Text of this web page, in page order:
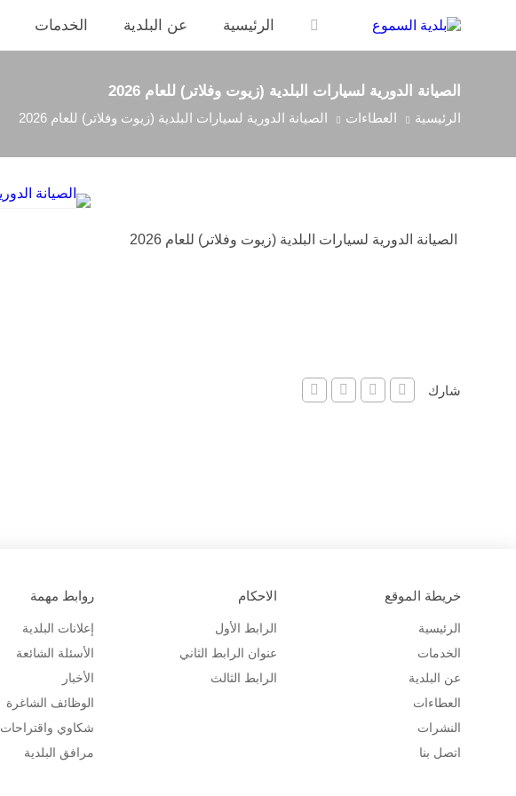
الرئيسية عن البلدية الخدمات
الصيانة الدورية لسيارات البلدية (زيوت وفلاتر) للعام 2026
الرئيسية العطاءات الصيانة الدورية لسيارات البلدية (زيوت وفلاتر) للعام 2026
الصيانة الدورية لسيارات البلدية (زيوت وفلاتر) للعام 2026
شارك
خريطة الموقع
الرئيسية
الخدمات
عن البلدية
العطاءات
النشرات
اتصل بنا
الاحكام
الرابط الأول
عنوان الرابط الثاني
الرابط الثالث
روابط مهمة
إعلانات البلدية
الأسئلة الشائعة
الأخبار
الوظائف الشاغرة
شكاوي واقتراحات
مرافق البلدية